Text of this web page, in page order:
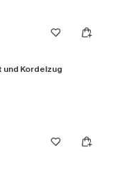
Kordelzug